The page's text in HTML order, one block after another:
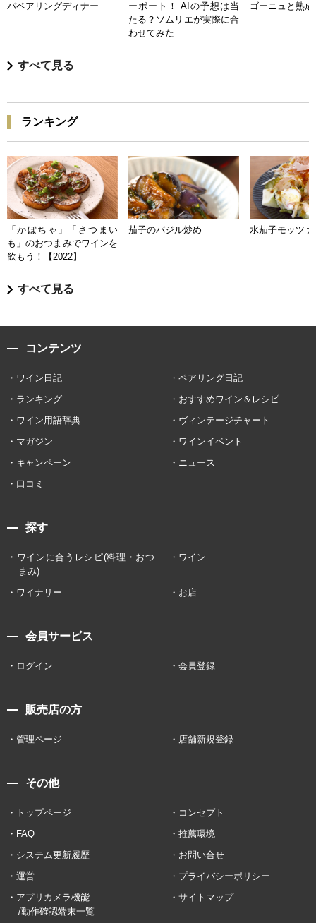
バペアリングディナー
ーポート！ AIの予想は当
たる？ソムリエが実際に合
わせてみた
ゴーニュと熟
すべて見る
ランキング
「かぼちゃ」「さつまい
も」のおつまみでワインを
飲もう！【2022】
茄子のバジル炒め 水茄子モッツァ
すべて見る
コンテンツ
ワイン日記
ペアリング日記
ランキング
おすすめワイン＆レシピ
ワイン用語辞典
ヴィンテージチャート
マガジン
ワインイベント
キャンペーン
ニュース
口コミ
探す
ワインに合うレシピ(料理・おつ
まみ)
ワイン
ワイナリー お店
会員サービス
ログイン 会員登録
販売店の方
管理ページ 店舗新規登録
その他
トップページ
コンセプト
FAQ
推薦環境
システム更新履歴
お問い合せ
運営
プライバシーポリシー
アプリカメラ機能
/動作確認端末一覧
サイトマップ